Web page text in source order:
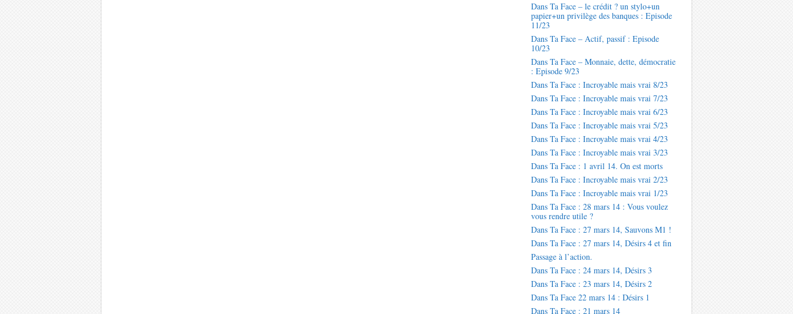
Dans Ta Face – le crédit ? un stylo+un
papier+un privilège des banques : Episode
11/23
Dans Ta Face – Actif, passif : Episode
10/23
Dans Ta Face – Monnaie, dette, démocratie
: Episode 9/23
Dans Ta Face : Incroyable mais vrai 8/23
Dans Ta Face : Incroyable mais vrai 7/23
Dans Ta Face : Incroyable mais vrai 6/23
Dans Ta Face : Incroyable mais vrai 5/23
Dans Ta Face : Incroyable mais vrai 4/23
Dans Ta Face : Incroyable mais vrai 3/23
Dans Ta Face : 1 avril 14. On est morts
Dans Ta Face : Incroyable mais vrai 2/23
Dans Ta Face : Incroyable mais vrai 1/23
Dans Ta Face : 28 mars 14 : Vous voulez
vous rendre utile ?
Dans Ta Face : 27 mars 14, Sauvons M1 !
Dans Ta Face : 27 mars 14, Désirs 4 et fin
Passage à l’action.
Dans Ta Face : 24 mars 14, Désirs 3
Dans Ta Face : 23 mars 14, Désirs 2
Dans Ta Face 22 mars 14 : Désirs 1
Dans Ta Face : 21 mars 14